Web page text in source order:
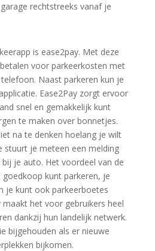
rechtstreeks vanaf je
is ease2pay. Met deze
voor parkeerkosten met
Naast parkeren kun je
Ease2Pay zorgt ervoor
snel en gemakkelijk kunt
te maken over bonnetjes.
na te denken hoelang je wilt
stuurt je meteen een melding
je auto. Het voordeel van de
goedkoop kunt parkeren, je
je kunt ook parkeerboetes
het voor gebruikers heel
dankzij hun landelijk netwerk.
bijgehouden als er nieuwe
bijkomen.